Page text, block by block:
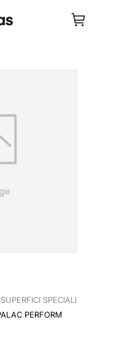
SUPERFICI SPECIALI
PERFORM